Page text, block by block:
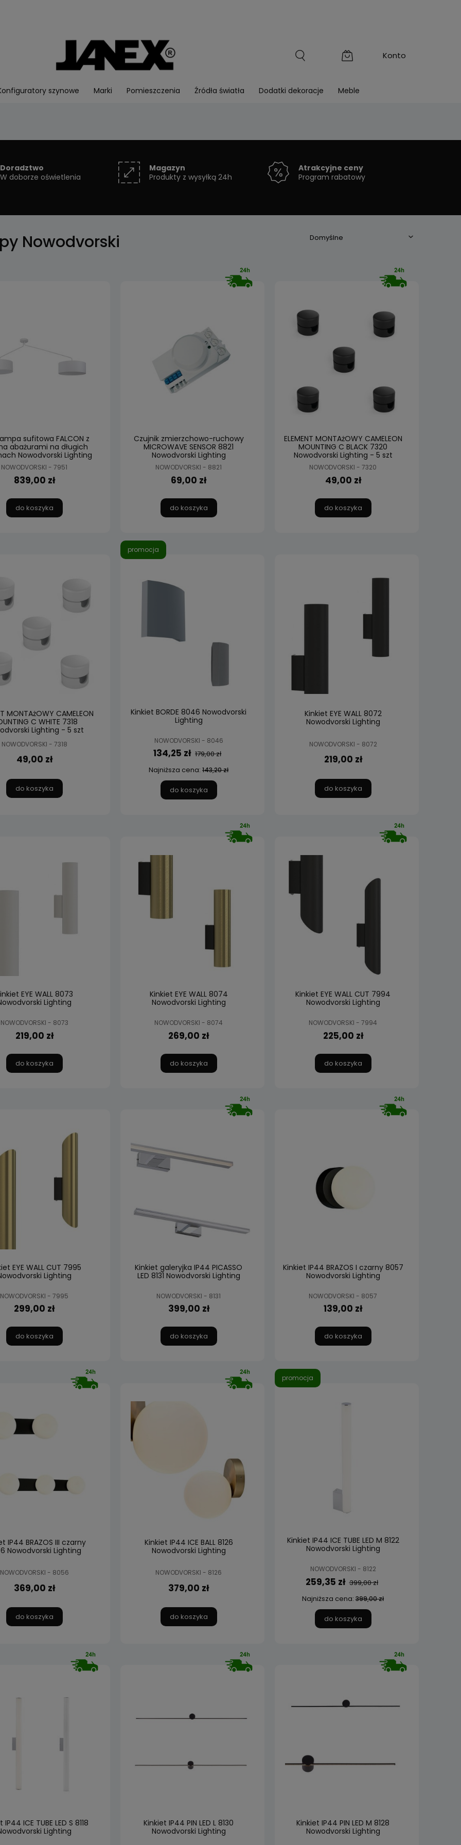
szynowe Marki Pomieszczenia Źródła światła Dodatki dekoracje Meble
Doradztwo
W doborze oświetlenia
Magazyn
Produkty z wysyłką 24h
Atrakcyjne ceny
Program rabatowy
Nowodvorski
sufitowa FALCON z
abażurami na długich
Nowodvorski Lighting
NOWODVORSKI - 7951
839,00 zł
do koszyka
Czujnik zmierzchowo-ruchowy
MICROWAVE SENSOR 8821
Nowodvorski Lighting
NOWODVORSKI - 8821
69,00 zł
do koszyka
ELEMENT MONTAżOWY CAMELEON
MOUNTING C BLACK 7320
Nowodvorski Lighting - 5 szt
NOWODVORSKI - 7320
49,00 zł
do koszyka
MONTAżOWY CAMELEON
C WHITE 7318
Lighting - 5 szt
NOWODVORSKI - 7318
49,00 zł
do koszyka
Kinkiet BORDE 8046 Nowodvorski
Lighting
NOWODVORSKI - 8046
134,25 zł 179,00 zł
Najniższa cena: 143,20 zł
do koszyka
promocja
Kinkiet EYE WALL 8072
Nowodvorski Lighting
NOWODVORSKI - 8072
219,00 zł
do koszyka
EYE WALL 8073
Lighting
NOWODVORSKI - 8073
219,00 zł
do koszyka
Kinkiet EYE WALL 8074
Nowodvorski Lighting
NOWODVORSKI - 8074
269,00 zł
do koszyka
Kinkiet EYE WALL CUT 7994
Nowodvorski Lighting
NOWODVORSKI - 7994
225,00 zł
do koszyka
EYE WALL CUT 7995
Lighting
NOWODVORSKI - 7995
299,00 zł
do koszyka
Kinkiet galeryjka IP44 PICASSO
LED 8131 Nowodvorski Lighting
NOWODVORSKI - 8131
399,00 zł
do koszyka
Kinkiet IP44 BRAZOS I czarny 8057
Nowodvorski Lighting
NOWODVORSKI - 8057
139,00 zł
do koszyka
IP44 BRAZOS III czarny
Nowodvorski Lighting
NOWODVORSKI - 8056
369,00 zł
do koszyka
Kinkiet IP44 ICE BALL 8126
Nowodvorski Lighting
NOWODVORSKI - 8126
379,00 zł
do koszyka
Kinkiet IP44 ICE TUBE LED M 8122
Nowodvorski Lighting
NOWODVORSKI - 8122
259,35 zł 399,00 zł
Najniższa cena: 399,00 zł
do koszyka
promocja
IP44 ICE TUBE LED S 8118
Lighting
Kinkiet IP44 PIN LED L 8130
Nowodvorski Lighting
Kinkiet IP44 PIN LED M 8128
Nowodvorski Lighting